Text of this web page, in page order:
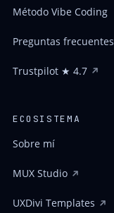
Método Vibe Coding
Preguntas frecuentes
Trustpilot ★ 4.7
ECOSISTEMA
Sobre mí
MUX Studio
UXDivi Templates